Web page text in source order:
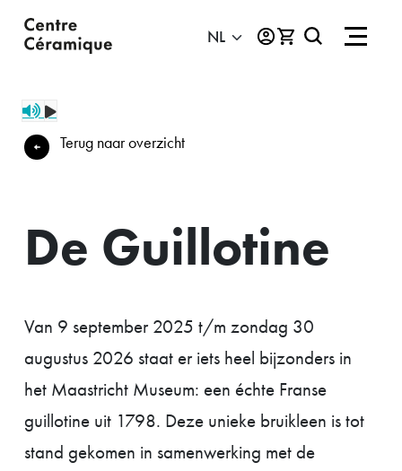
Terug naar overzicht
De Guillotine
Van 9 september 2025 t/m zondag 30
augustus 2026 staat er iets heel bijzonders in
het Maastricht Museum: een échte Franse
guillotine uit 1798. Deze unieke bruikleen is tot
stand gekomen in samenwerking met de